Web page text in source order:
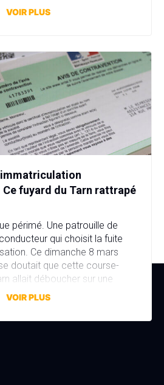
plus de 11,7 millions comptes
VOIR PLUS
fuyard du Tarn rattrapé
périmé. Une patrouille de
qui choisit la fuite
Ce dimanche 8 mars
doutait que cette course-
allait déboucher sur une
que prévu. Fausse plaque
[…]
VOIR PLUS